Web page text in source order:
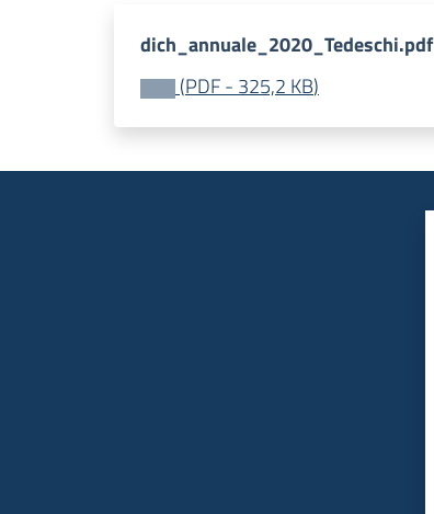
dich_annuale_2020_Tedeschi.pdf
(PDF- 325,2 KB)